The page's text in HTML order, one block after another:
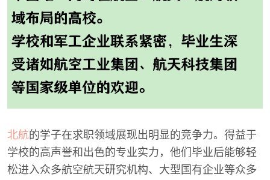
北航的学子在求职领域展现出明显的竞争力。得益于
学校的高声誉和出色的专业实力，他们毕业后能够轻
松进入众多航空航天研究机构、大型国有企业等众多